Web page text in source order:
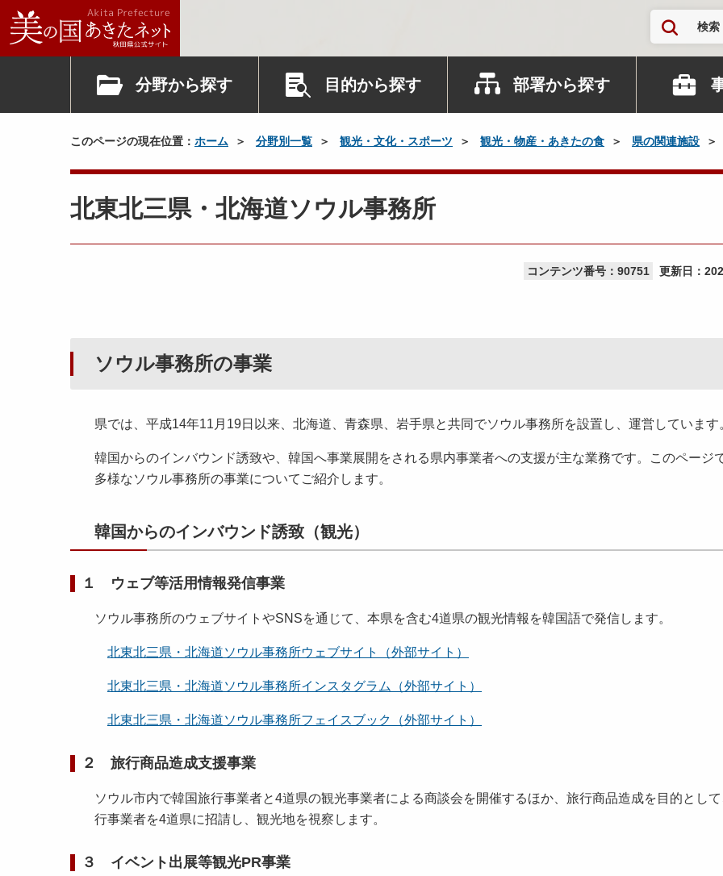
検索
分野から探す 目的から探す 部署から探す
このページの現在位置： ホーム 分野別一覧 観光・文化・スポーツ 観光・物産・あきたの食 県の関連施設
北東北三県・北海道ソウル事務所
コンテンツ番号：90751 更新日：
ソウル事務所の事業
県では、平成14年11月19日以来、北海道、青森県、岩手県と共同でソウル事務所を設置し、運営しています
韓国からのインバウンド誘致や、韓国へ事業展開をされる県内事業者への支援が主な業務です。このページ
多様なソウル事務所の事業についてご紹介します。
韓国からのインバウンド誘致（観光）
１ ウェブ等活用情報発信事業
ソウル事務所のウェブサイトやSNSを通じて、本県を含む4道県の観光情報を韓国語で発信します。
北東北三県・北海道ソウル事務所ウェブサイト（外部サイト）
北東北三県・北海道ソウル事務所インスタグラム（外部サイト）
北東北三県・北海道ソウル事務所フェイスブック（外部サイト）
２ 旅行商品造成支援事業
ソウル市内で韓国旅行事業者と4道県の観光事業者による商談会を開催するほか、旅行商品造成を目的とし
行事業者を4道県に招請し、観光地を視察します。
３ イベント出展等観光PR事業